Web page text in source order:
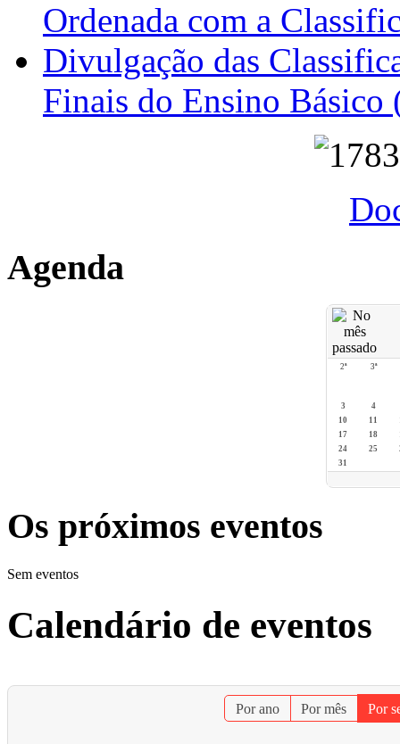
Ordenada com a
Divulgação das
Finais do Ensino Básico
Agenda
2ª 3ª
3
4
10
11
17
18
24
25
31
Os próximos eventos
Sem eventos
Calendário de eventos
Por ano Por mês Por